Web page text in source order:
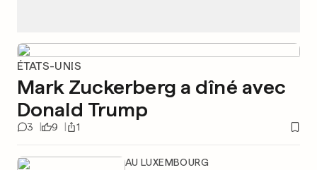
ÉTATS-UNIS
Mark Zuckerberg a dîné avec
Donald Trump
3 9 1
AU LUXEMBOURG